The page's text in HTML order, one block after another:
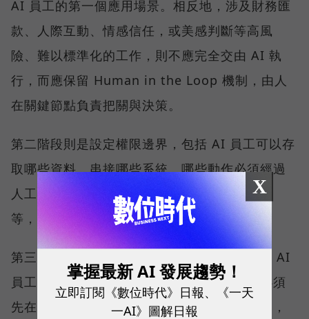
AI 員工的第一個應用場景。相反地，涉及財務匯
款、人際互動、情感信任，或美感判斷等高風
險、難以標準化的工作，則不應完全交由 AI 執
行，而應保留 Human in the Loop 機制，由人
在關鍵節點負責把關與決策。
第二階段則是設定權限邊界，包括 AI 員工可以存
取哪些資料、串接哪些系統、哪些動作必須經過
人工核准、產出結果是草稿還是可以直接上線
等，避免因權限設定不清而超出職責範圍。
第三階段是進入沙盒（Sandbox）環境測試，AI
員工開發完成後，不能直接進入正式環境，必須
先在可控的測試環境裡驗證能力。陳子龍形容，
X
掌握最新 AI 發展趨勢！
立即訂閱《數位時代》日報、《一天
一AI》圖解日報